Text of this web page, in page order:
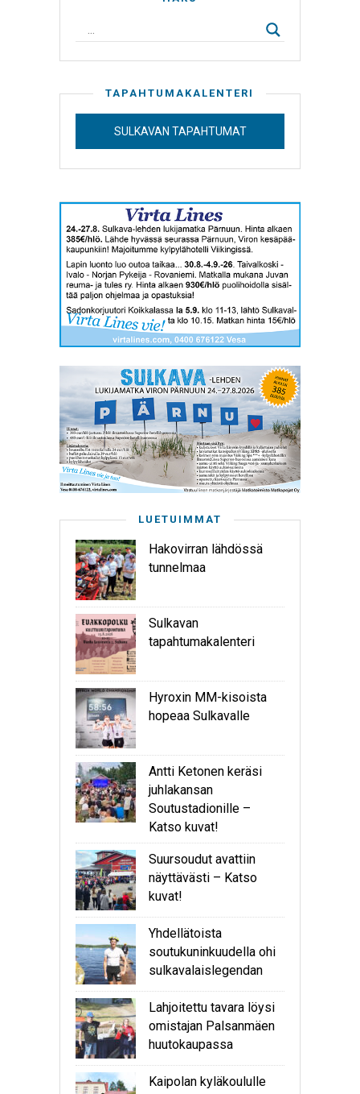
TAPAHTUMAKALENTERI
SULKAVAN TAPAHTUMAT
LUETUIMMAT
Hakovirran lähdössä
tunnelmaa
Sulkavan
tapahtumakalenteri
Hyroxin MM-kisoista
hopeaa Sulkavalle
Antti Ketonen keräsi
juhlakansan
Soutustadionille –
Katso kuvat!
Suursoudut avattiin
näyttävästi – Katso
kuvat!
Yhdellätoista
soutukuninkuudella ohi
sulkavalaislegendan
Lahjoitettu tavara löysi
omistajan Palsanmäen
huutokaupassa
Kaipolan kyläkoululle